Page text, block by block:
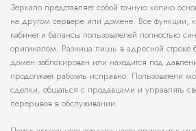
Зеркало представляет собой точную копию
на другом сервере или домене. Все функции,
кабинет и балансы пользователей полностью
оригиналом. Разница лишь в адресной строке
домен заблокирован или находится под
продолжает работать исправно. Пользователи
сделки, общаться с продавцами и управлять
перерывов в обслуживании.